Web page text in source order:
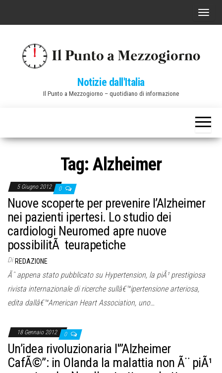
C
a
v
i
Notizie dall'Italia
Il Punto a Mezzogiorno – quotidiano di informazione
Tag: Alzheimer
5 Giugno 2012 0
Nuove scoperte per prevenire l’Alzheimer
nei pazienti ipertesi. Lo studio dei
cardiologi Neuromed apre nuove
possibilitÃ teurapetiche
Di REDAZIONE
Ãˆ appena stato pubblicato su Hypertension, la piÃ¹ prestigiosa
rivista internazionale di ricerche sullâ€™ipertensione arteriosa,
edita dallâ€™American Heart Association, uno…
18 Gennaio 2012 0
Un’idea rivoluzionaria l'”Alzheimer
CafÃ©”: in Olanda la malattia non Ã¨ piÃ¹